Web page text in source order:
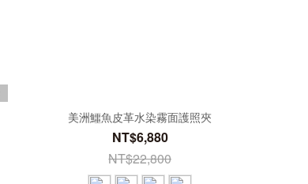
美洲鱷魚皮革水染霧面護照夾
NT$6,880
NT$22,800